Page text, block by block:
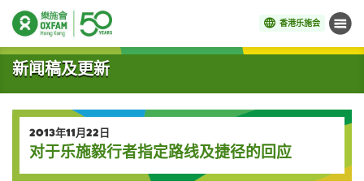
香港乐施会 菜单
开始主要内容
新闻稿及更新
2013年11月22日
对于乐施毅行者指定路线及捷径的回应